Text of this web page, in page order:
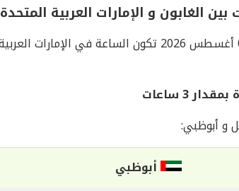
الغابون و الإمارات العربية المتحدة
3 ساعات
و أبوظبي:
أبوظبي